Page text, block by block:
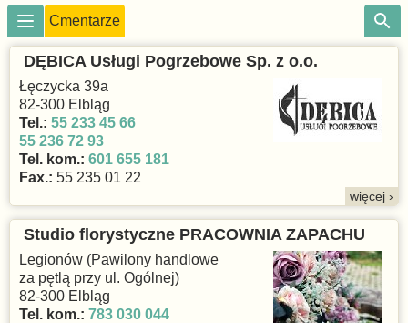
Cmentarze
DĘBICA Usługi Pogrzebowe Sp. z o.o.
Łęczycka 39a
82-300 Elbląg
Tel.: 55 233 45 66
55 236 72 93
Tel. kom.: 601 655 181
Fax.: 55 235 01 22
więcej ›
Studio florystyczne PRACOWNIA ZAPACHU
Legionów (Pawilony handlowe
za pętlą przy ul. Ogólnej)
82-300 Elbląg
Tel. kom.: 783 030 044